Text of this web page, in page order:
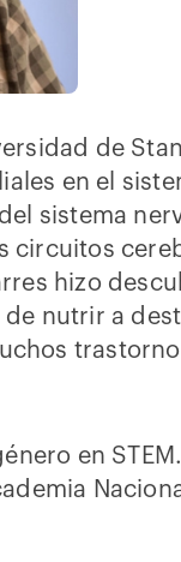
de
en el
sistema
circuitos
hizo
nutrir a
en